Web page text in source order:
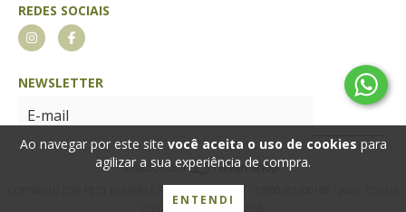
Ao navegar por este site você aceita o uso de cookies para
agilizar a sua experiência de compra.
ENTENDI
REDES SOCIAIS
NEWSLETTER